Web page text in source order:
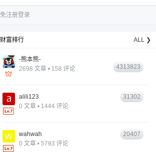
免注册登录
财富排行 ALL ❯
-熊本熊-
2698 文章 • 158 评论
4313823
alili123
0 文章 • 1444 评论
31302
wahwah
0 文章 • 5793 评论
20407